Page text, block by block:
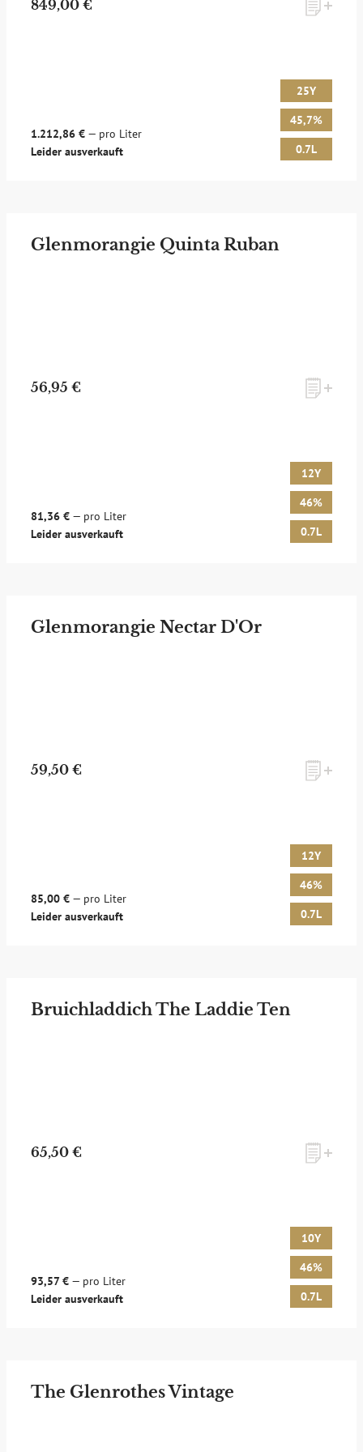
849,00 €
1.212,86 € — pro Liter
Leider ausverkauft
25Y
45,7%
0.7L
Glenmorangie Quinta Ruban
56,95 €
81,36 € — pro Liter
Leider ausverkauft
12Y
46%
0.7L
Glenmorangie Nectar D'Or
59,50 €
85,00 € — pro Liter
Leider ausverkauft
12Y
46%
0.7L
Bruichladdich The Laddie Ten
65,50 €
93,57 € — pro Liter
Leider ausverkauft
10Y
46%
0.7L
The Glenrothes Vintage